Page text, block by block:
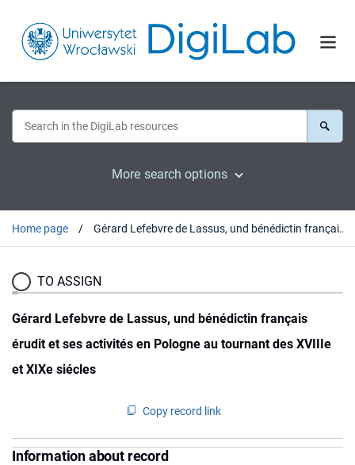
More search options
Home page Gérard Lefebvre de Lassus, und bénédictin français érudit et ses activités en Pologne au tournant des XVIIIe et XIXe siécles
TO ASSIGN
Gérard Lefebvre de Lassus, und bénédictin français
érudit et ses activités en Pologne au tournant des XVIIIe
et XIXe siécles
Copy record link
Information about record